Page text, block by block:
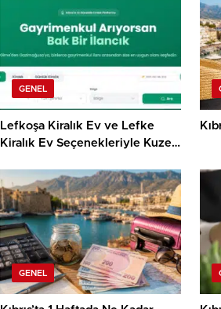
GENEL
Lefkoşa Kiralık Ev ve Lefke
Kiralık Ev Seçenekleriyle Kuzey
GENEL